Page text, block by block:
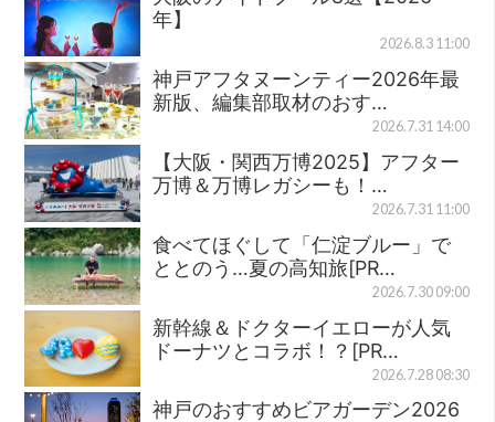
年】
2026.8.3 11:00
神戸アフタヌーンティー2026年最
新版、編集部取材のおす…
2026.7.31 14:00
【大阪・関西万博2025】アフター
万博＆万博レガシーも！…
2026.7.31 11:00
食べてほぐして「仁淀ブルー」で
ととのう…夏の高知旅[PR…
2026.7.30 09:00
新幹線＆ドクターイエローが人気
ドーナツとコラボ！？[PR…
2026.7.28 08:30
神戸のおすすめビアガーデン2026